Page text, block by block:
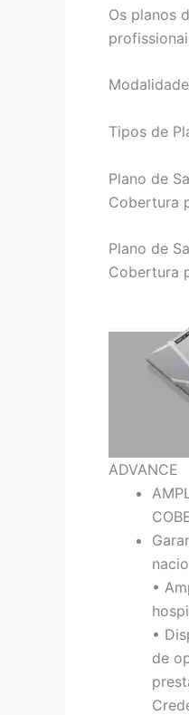
Os planos
Tipos de
Plano de
Cobertura
Plano de
Cobertura
ADVANCE
•
•
de